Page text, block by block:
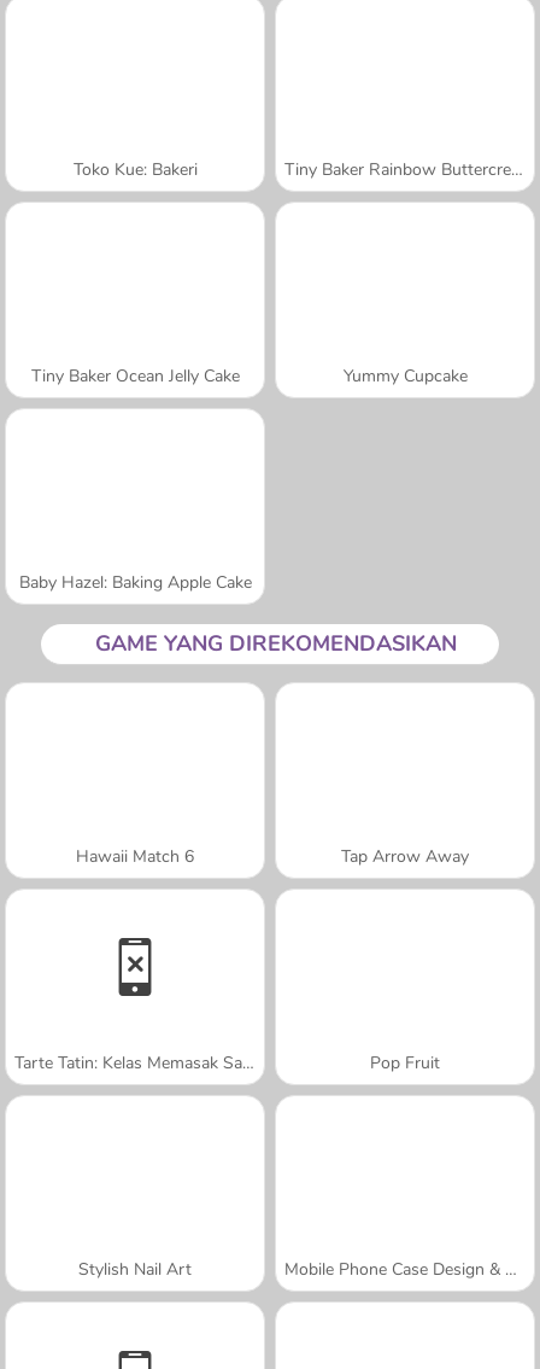
Toko Kue: Bakeri Tiny Baker Rainbow Buttercream Cake
Tiny Baker Ocean Jelly Cake Yummy Cupcake
Baby Hazel: Baking Apple Cake
GAME YANG DIREKOMENDASIKAN
Hawaii Match 6 Tap Arrow Away
Tarte Tatin: Kelas Memasak Sara Pop Fruit
Stylish Nail Art Mobile Phone Case Design & DIY